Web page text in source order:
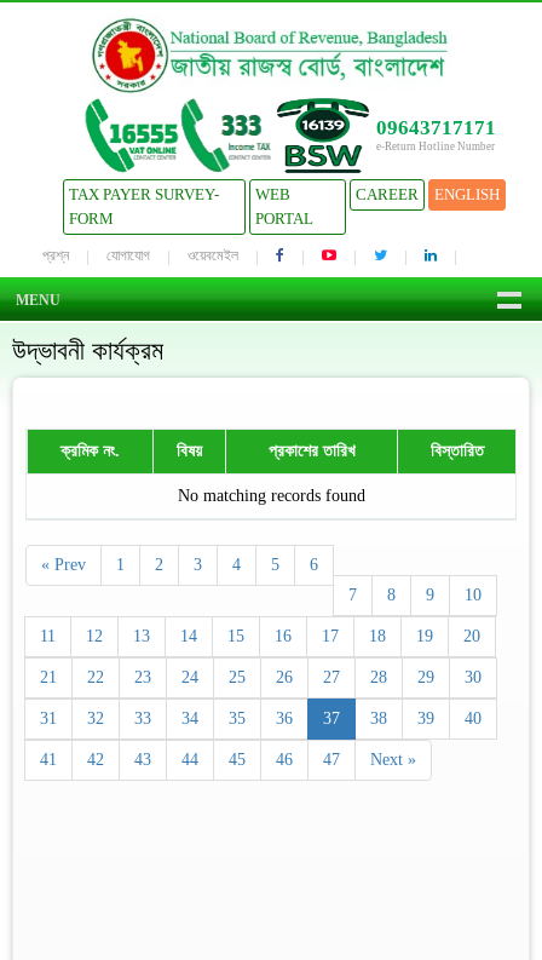
09643717171
e-Return Hotline Number
TAX PAYER SURVEY-
FORM
WEB
PORTAL
CAREER ENGLISH
প্রশ্ন যোগাযোগ ওয়েবমেইল
MENU
উদ্ভাবনী কার্যক্রম
ক্রমিক নং. বিষয় প্রকাশের তারিখ বিস্তারিত
No matching records found
« Prev 1 2 3 4 5
6
7
8 9 10
11 12 13 14 15 16 17 18 19 20
21 22 23 24 25 26 27 28 29 30
31 32 33 34 35 36 37 38 39 40
41 42 43 44 45 46 47 Next »